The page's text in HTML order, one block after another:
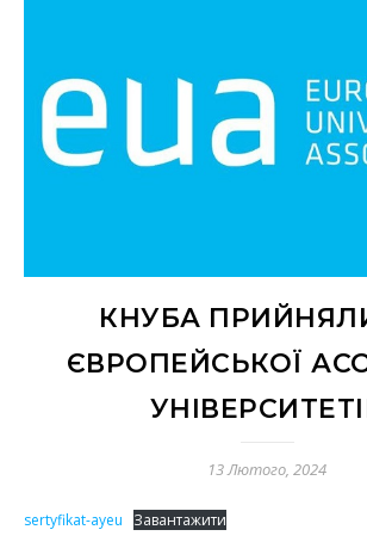
КНУБА
ЄВРОПЕЙСЬКОЇ
13 Лютого, 2024
sertyfikat-ayeu Завантажити